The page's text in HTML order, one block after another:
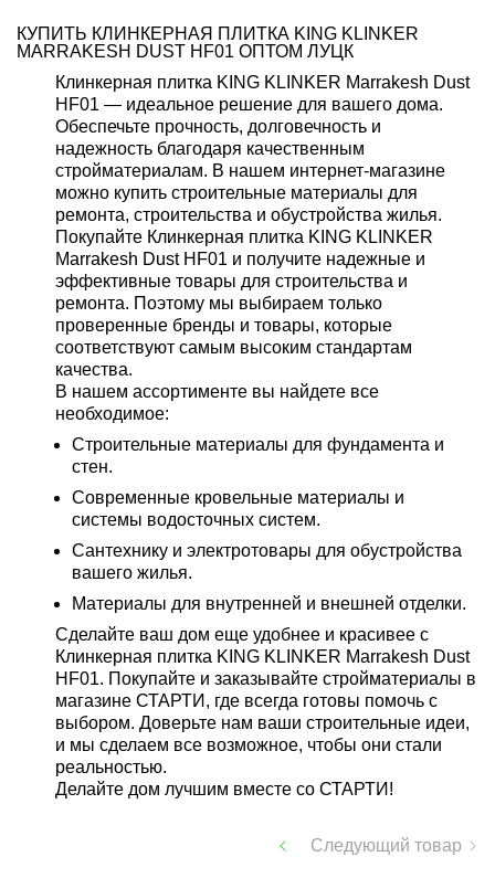
КУПИТЬ КЛИНКЕРНАЯ ПЛИТКА KING KLINKER
MARRAKESH DUST HF01 ОПТОМ ЛУЦК
Клинкерная плитка KING KLINKER Marrakesh Dust
HF01 — идеальное решение для вашего дома.
Обеспечьте прочность, долговечность и
надежность благодаря качественным
стройматериалам. В нашем интернет-магазине
можно купить строительные материалы для
ремонта, строительства и обустройства жилья.
Покупайте Клинкерная плитка KING KLINKER
Marrakesh Dust HF01 и получите надежные и
эффективные товары для строительства и
ремонта. Поэтому мы выбираем только
проверенные бренды и товары, которые
соответствуют самым высоким стандартам
качества.
В нашем ассортименте вы найдете все
необходимое:
Строительные материалы для фундамента и
стен.
Современные кровельные материалы и
системы водосточных систем.
Сантехнику и электротовары для обустройства
вашего жилья.
Материалы для внутренней и внешней отделки.
Сделайте ваш дом еще удобнее и красивее с
Клинкерная плитка KING KLINKER Marrakesh Dust
HF01. Покупайте и заказывайте стройматериалы в
магазине СТАРТИ, где всегда готовы помочь с
выбором. Доверьте нам ваши строительные идеи,
и мы сделаем все возможное, чтобы они стали
реальностью.
Делайте дом лучшим вместе со СТАРТИ!
Следующий товар